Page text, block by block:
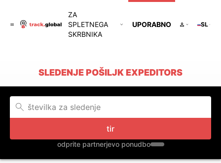
ZA
SPLETNEGA
SKRBNIKA
UPORABNO SL
SLEDENJE POŠILJK EXPEDITORS
tir
odprite partnerjevo ponudbo